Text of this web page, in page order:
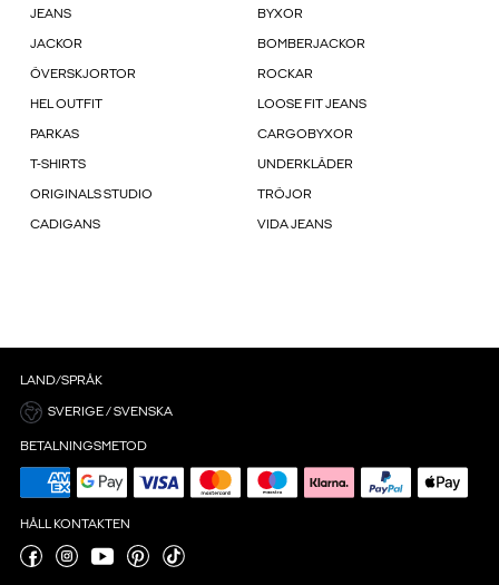
JEANS BYXOR
JACKOR BOMBERJACKOR
ÖVERSKJORTOR ROCKAR
HEL OUTFIT LOOSE FIT JEANS
PARKAS CARGOBYXOR
T-SHIRTS UNDERKLÄDER
ORIGINALS STUDIO TRÖJOR
CADIGANS VIDA JEANS
LAND/SPRÅK
SVERIGE / SVENSKA
BETALNINGSMETOD
HÅLL KONTAKTEN